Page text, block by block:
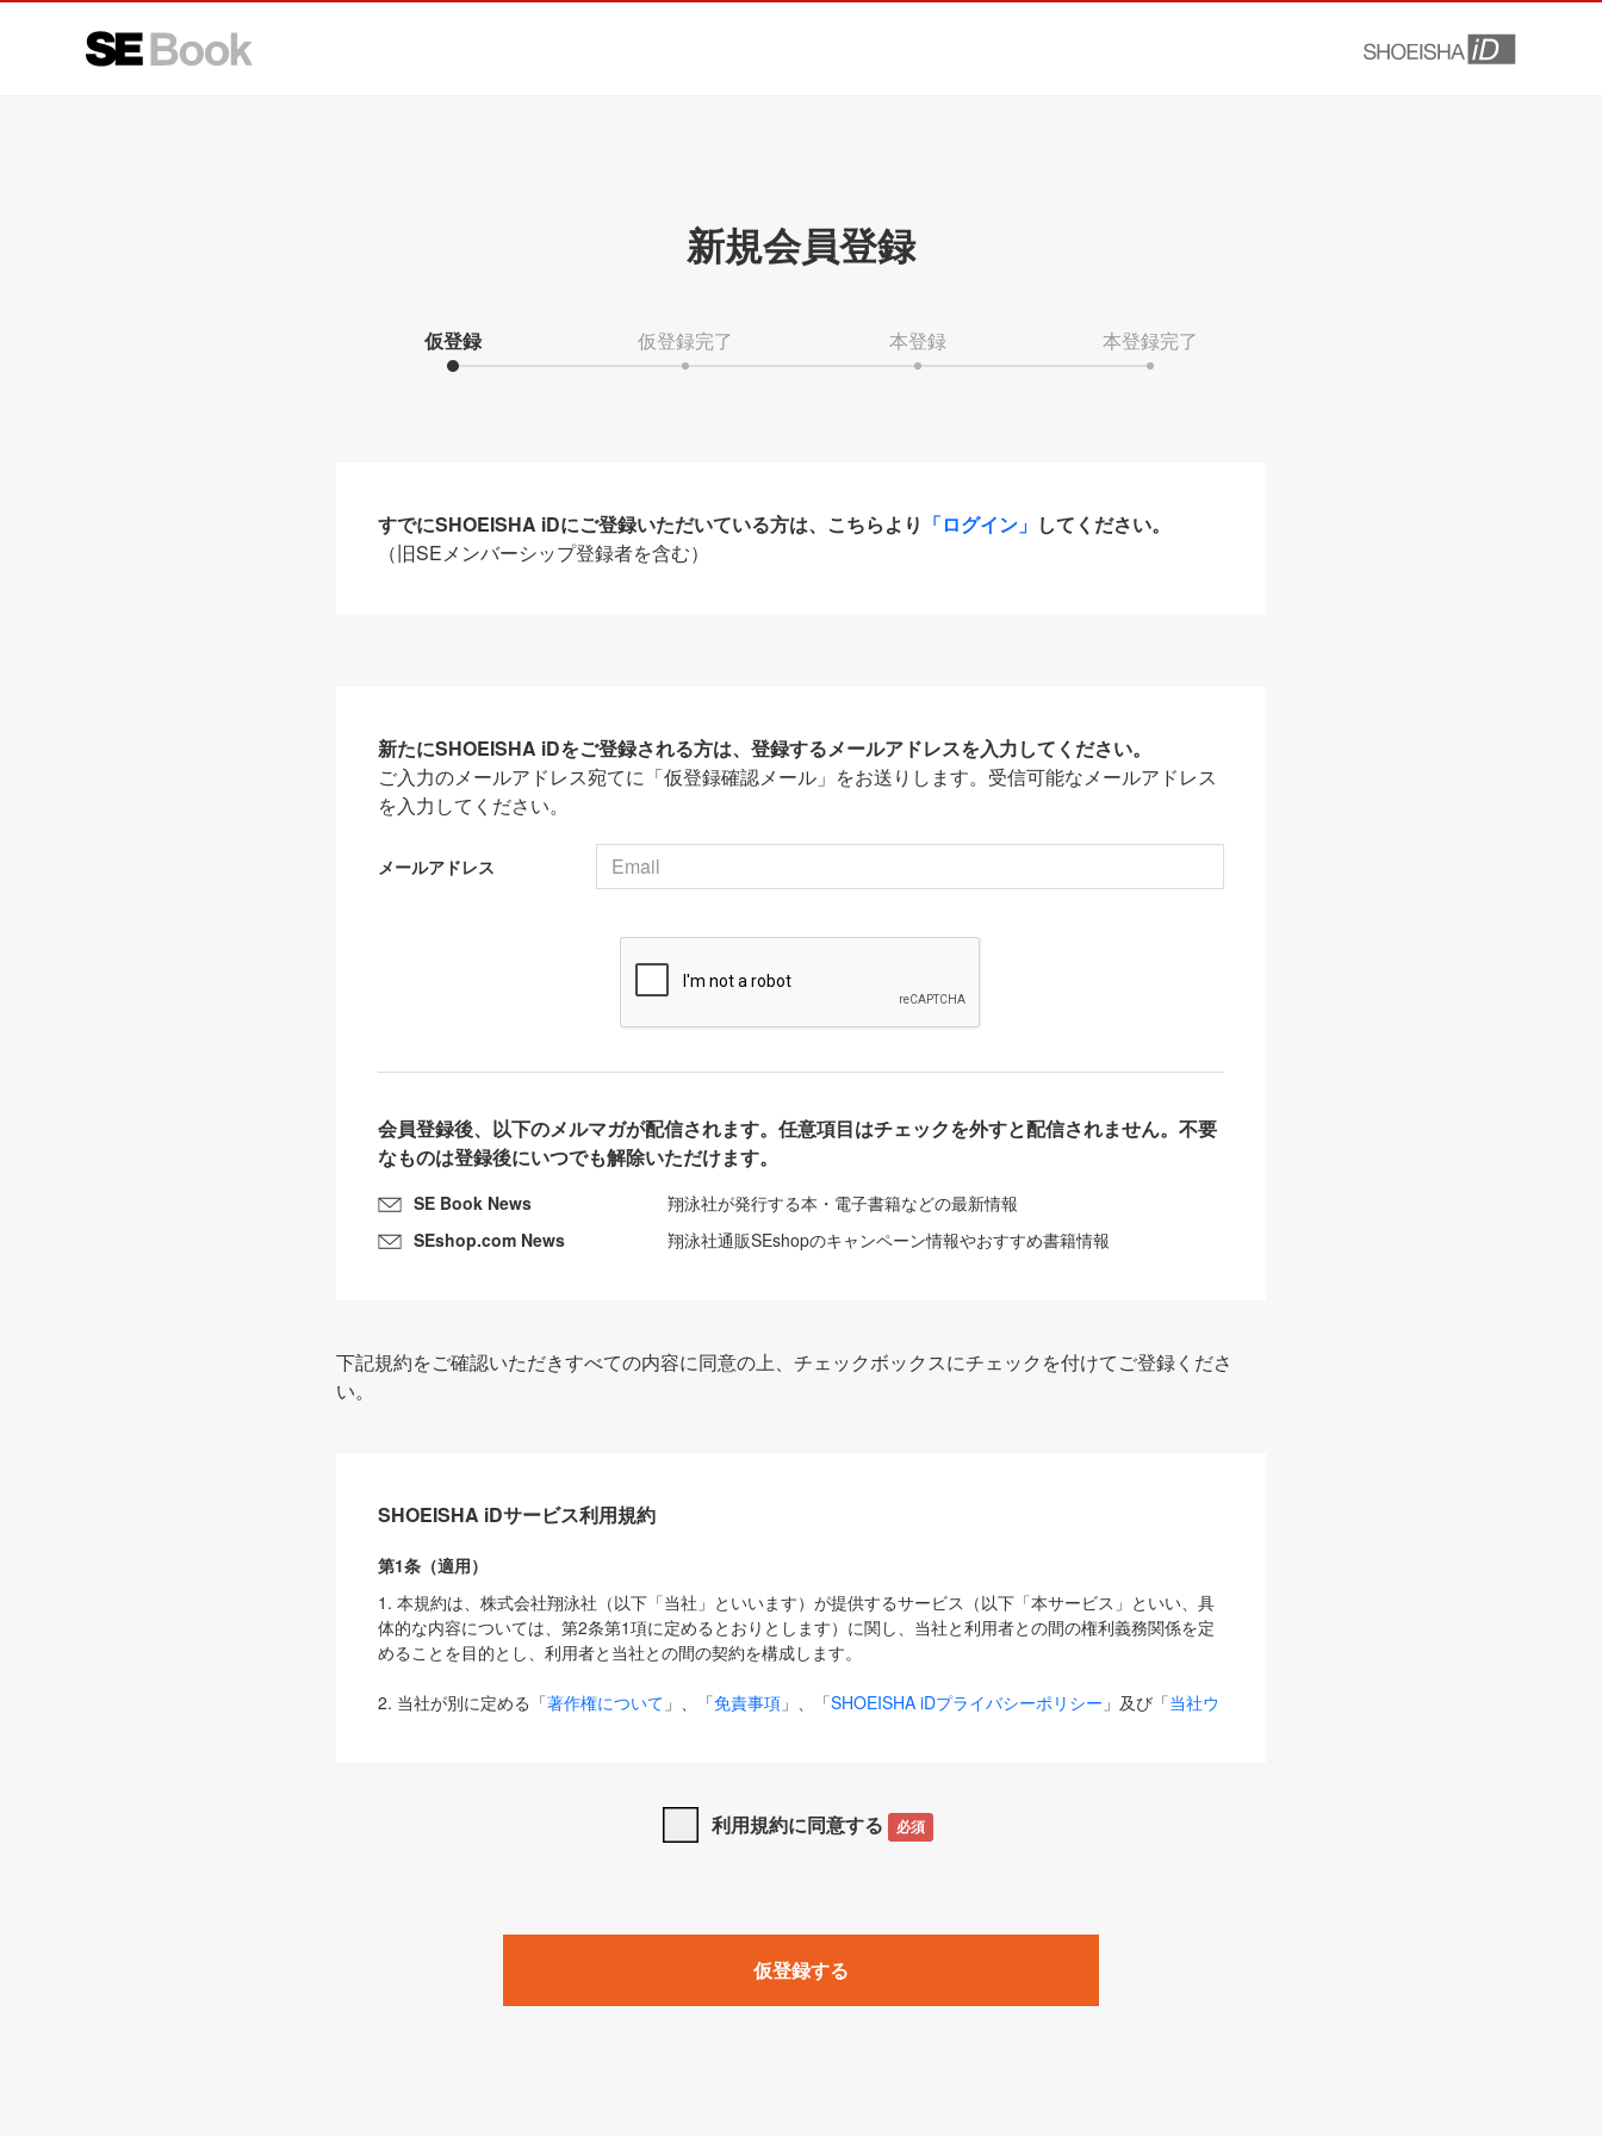
新規会員登録
仮登録 仮登録完了 本登録 本登録完了
すでにSHOEISHA iDにご登録いただいている方は、こちらより 「ログイン」 してください。
（旧SEメンバーシップ登録者を含む）
新たにSHOEISHA iDをご登録される方は、登録するメールアドレスを入力してください。
ご入力のメールアドレス宛てに「仮登録確認メール」をお送りします。受信可能なメールアドレス
を入力してください。
メールアドレス
会員登録後、以下のメルマガが配信されます。任意項目はチェックを外すと配信されません。不要
なものは登録後にいつでも解除いただけます。
SE Book News
翔泳社が発行する本・電子書籍などの最新情報
SEshop.com News
翔泳社通販SEshopのキャンペーン情報やおすすめ書籍情報
下記規約をご確認いただきすべての内容に同意の上、チェックボックスにチェックを付けてご登録くださ
い。
SHOEISHA iDサービス利用規約
第1条（適用）
1. 本規約は、株式会社翔泳社（以下「当社」といいます）が提供するサービス（以下「本サービス」といい、具
体的な内容については、第2条第1項に定めるとおりとします）に関し、当社と利用者との間の権利義務関係を定
めることを目的とし、利用者と当社との間の契約を構成します。
2. 当社が別に定める「著作権について 」、「免責事項 」、「SHOEISHA iDプライバシーポリシー 」及び「当社ウ
は、本規約の規定が優先して適用されるものとします。
1. 「本サービス」とは、当社が提供する以下のサービス（名称や内容が変更された場合、変更後のサービスを含
みます）及びこれらサービスに関連して当社が実施するイベントやキャンペーンをいいます。
「SEBook」「SEShop」「CodeZine」「MarkeZine」「EnterpriseZine」「ECzine」「Biz/Zine」「HRzine」
利用規約に同意する 必須
仮登録する